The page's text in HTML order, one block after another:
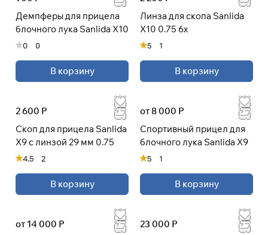
Демпферы для прицела
блочного лука Sanlida X10
0 0
В корзину
Линза для скопа Sanlida
X10 0.75 6x
5 1
В корзину
2 600 Р
Cкоп для прицела Sanlida
X9 с линзой 29 мм 0.75
4.5 2
В корзину
от 8 000 Р
Спортивный прицел для
блочного лука Sanlida X9
5 1
В корзину
от 14 000 Р
23 000 Р
Получайте товар
выбранный способом
списываться
с вашей карты
по25%каждые 2 недели
* При оплате черезПЛАЙТ
скидки по купонам не
применяются.
Подробнее
об оплате Плайтом